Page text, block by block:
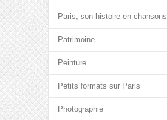
Paris, son histoire en chansons
Patrimoine
Peinture
Petits formats sur Paris
Photographie